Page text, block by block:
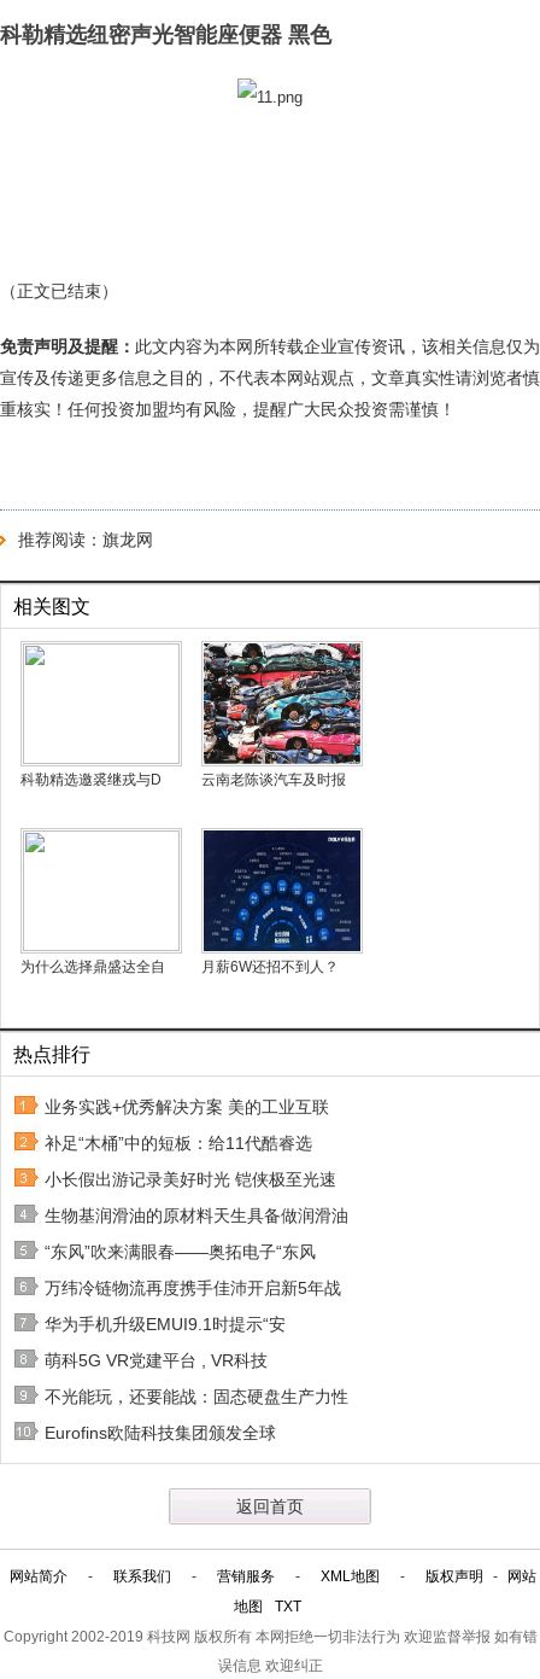
科勒精选纽密声光智能座便器 黑色
（正文已结束）
免责声明及提醒： 此文内容为本网所转载企业宣传资讯，该相关信息仅为
宣传及传递更多信息之目的，不代表本网站观点，文章真实性请浏览者慎
重核实！任何投资加盟均有风险，提醒广大民众投资需谨慎！
推荐阅读： 旗龙网
相关图文
科勒精选邀裘继戎与D 云南老陈谈汽车及时报
为什么选择鼎盛达全自 月薪6W还招不到人？
热点排行
业务实践+优秀解决方案 美的工业互联
补足“木桶”中的短板：给11代酷睿选
小长假出游记录美好时光 铠侠极至光速
生物基润滑油的原材料天生具备做润滑油
“东风”吹来满眼春——奥拓电子“东风
万纬冷链物流再度携手佳沛开启新5年战
华为手机升级EMUI9.1时提示“安
萌科5G VR党建平台 , VR科技
不光能玩，还要能战：固态硬盘生产力性
Eurofins欧陆科技集团颁发全球
返回首页
网站简介 - 联系我们 - 营销服务 - XML地图 - 版权声明 -
网站
地图
TXT
Copyright 2002-2019 科技网 版权所有 本网拒绝一切非法行为 欢迎监督举报 如有错
误信息 欢迎纠正